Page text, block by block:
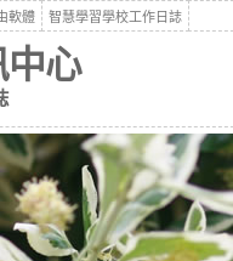
軟體 智慧學習學校工作日誌
心